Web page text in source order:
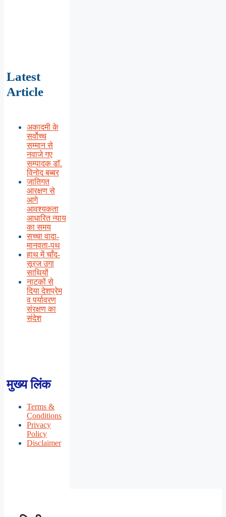
Latest
Article
अकादमी के
सर्वोच्च
सम्मान से
नवाजे गए
सम्पादक डॉ.
विनोद बब्बर
जातिगत
आरक्षण से
आगे
आवश्यकता
आधारित न्याय
का समय
सच्चा वादा-
मानवता-पथ
हाथ में चाँद-
सूरज उगा
साथियों
नाटकों से
दिया देशप्रेम
व पर्यावरण
संरक्षण का
संदेश
मुख्य लिंक
Terms &
Conditions
Privacy
Policy
Disclaimer